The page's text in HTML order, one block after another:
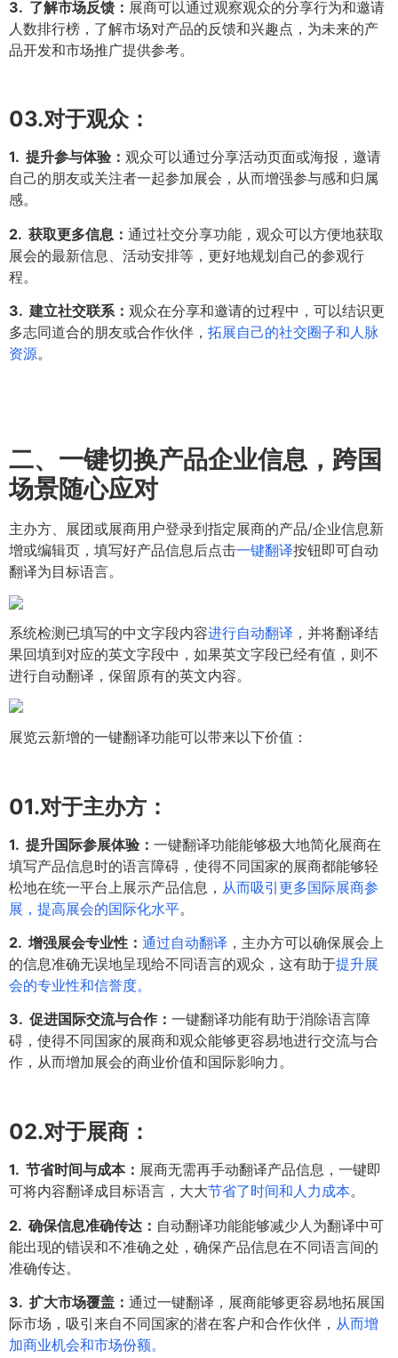
3. 了解市场反馈： 展商可以通过观察观众的分享行为和邀请
人数排行榜，了解市场对产品的反馈和兴趣点，为未来的产
品开发和市场推广提供参考。
03.对于观众：
1. 提升参与体验： 观众可以通过分享活动页面或海报，邀请
自己的朋友或关注者一起参加展会，从而增强参与感和归属
感。
2. 获取更多信息： 通过社交分享功能，观众可以方便地获取
展会的最新信息、活动安排等，更好地规划自己的参观行
程。
3. 建立社交联系： 观众在分享和邀请的过程中，可以结识更
多志同道合的朋友或合作伙伴， 拓展自己的社交圈子和人脉
资源。
二、 一键切换产品企业信息，跨国
场景随心应对
主办方、展团或展商用户登录到指定展商的产品/企业信息新
增或编辑页，填写好产品信息后点击一键翻译按钮即可自动
翻译为目标语言。
系统检测已填写的中文字段内容进行自动翻译 ，并将翻译结
果回填到对应的英文字段中，如果英文字段已经有值，则不
进行自动翻译，保留原有的英文内容。
展览云新增的一键翻译功能可以带来以下价值：
01.对于主办方：
1. 提升国际参展体验： 一键翻译功能能够极大地简化展商在
填写产品信息时的语言障碍，使得不同国家的展商都能够轻
松地在统一平台上展示产品信息， 从而吸引更多国际展商参
展，提高展会的国际化水平。
2. 增强展会专业性： 通过自动翻译 ，主办方可以确保展会上
的信息准确无误地呈现给不同语言的观众，这有助于提升展
会的专业性和信誉度。
3. 促进国际交流与合作： 一键翻译功能有助于消除语言障
碍，使得不同国家的展商和观众能够更容易地进行交流与合
作，从而增加展会的商业价值和国际影响力。
02.对于展商：
1. 节省时间与成本： 展商无需再手动翻译产品信息，一键即
可将内容翻译成目标语言，大大节省了时间和人力成本。
2. 确保信息准确传达： 自动翻译功能能够减少人为翻译中可
能出现的错误和不准确之处，确保产品信息在不同语言间的
准确传达。
3. 扩大市场覆盖： 通过一键翻译，展商能够更容易地拓展国
际市场，吸引来自不同国家的潜在客户和合作伙伴， 从而增
加商业机会和市场份额。